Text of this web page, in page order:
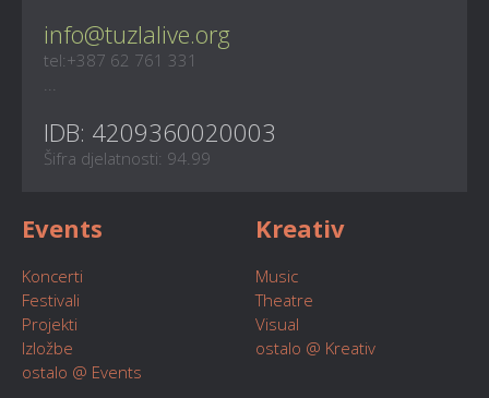
info@tuzlalive.org
tel:+387 62 761 331
IDB: 4209360020003
Šifra djelatnosti: 94.99
Events
Koncerti
Festivali
Projekti
Izložbe
ostalo @ Events
Kreativ
Music
Theatre
Visual
ostalo @ Kreativ